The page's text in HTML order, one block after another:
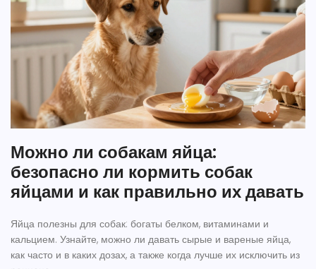
Можно ли собакам яйца:
безопасно ли кормить собак
яйцами и как правильно их давать
Яйца полезны для собак: богаты белком, витаминами и
кальцием. Узнайте, можно ли давать сырые и вареные яйца,
как часто и в каких дозах, а также когда лучше их исключить из